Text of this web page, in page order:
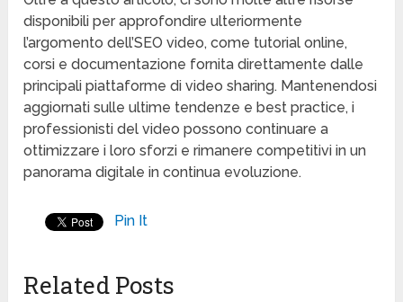
disponibili per approfondire ulteriormente
l’argomento dell’SEO video, come tutorial online,
corsi e documentazione fornita direttamente dalle
principali piattaforme di video sharing. Mantenendosi
aggiornati sulle ultime tendenze e best practice, i
professionisti del video possono continuare a
ottimizzare i loro sforzi e rimanere competitivi in un
panorama digitale in continua evoluzione.
Pin It
Related Posts